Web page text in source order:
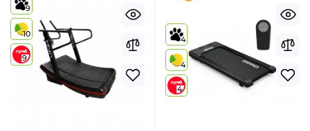
9
10
9
4
4
4